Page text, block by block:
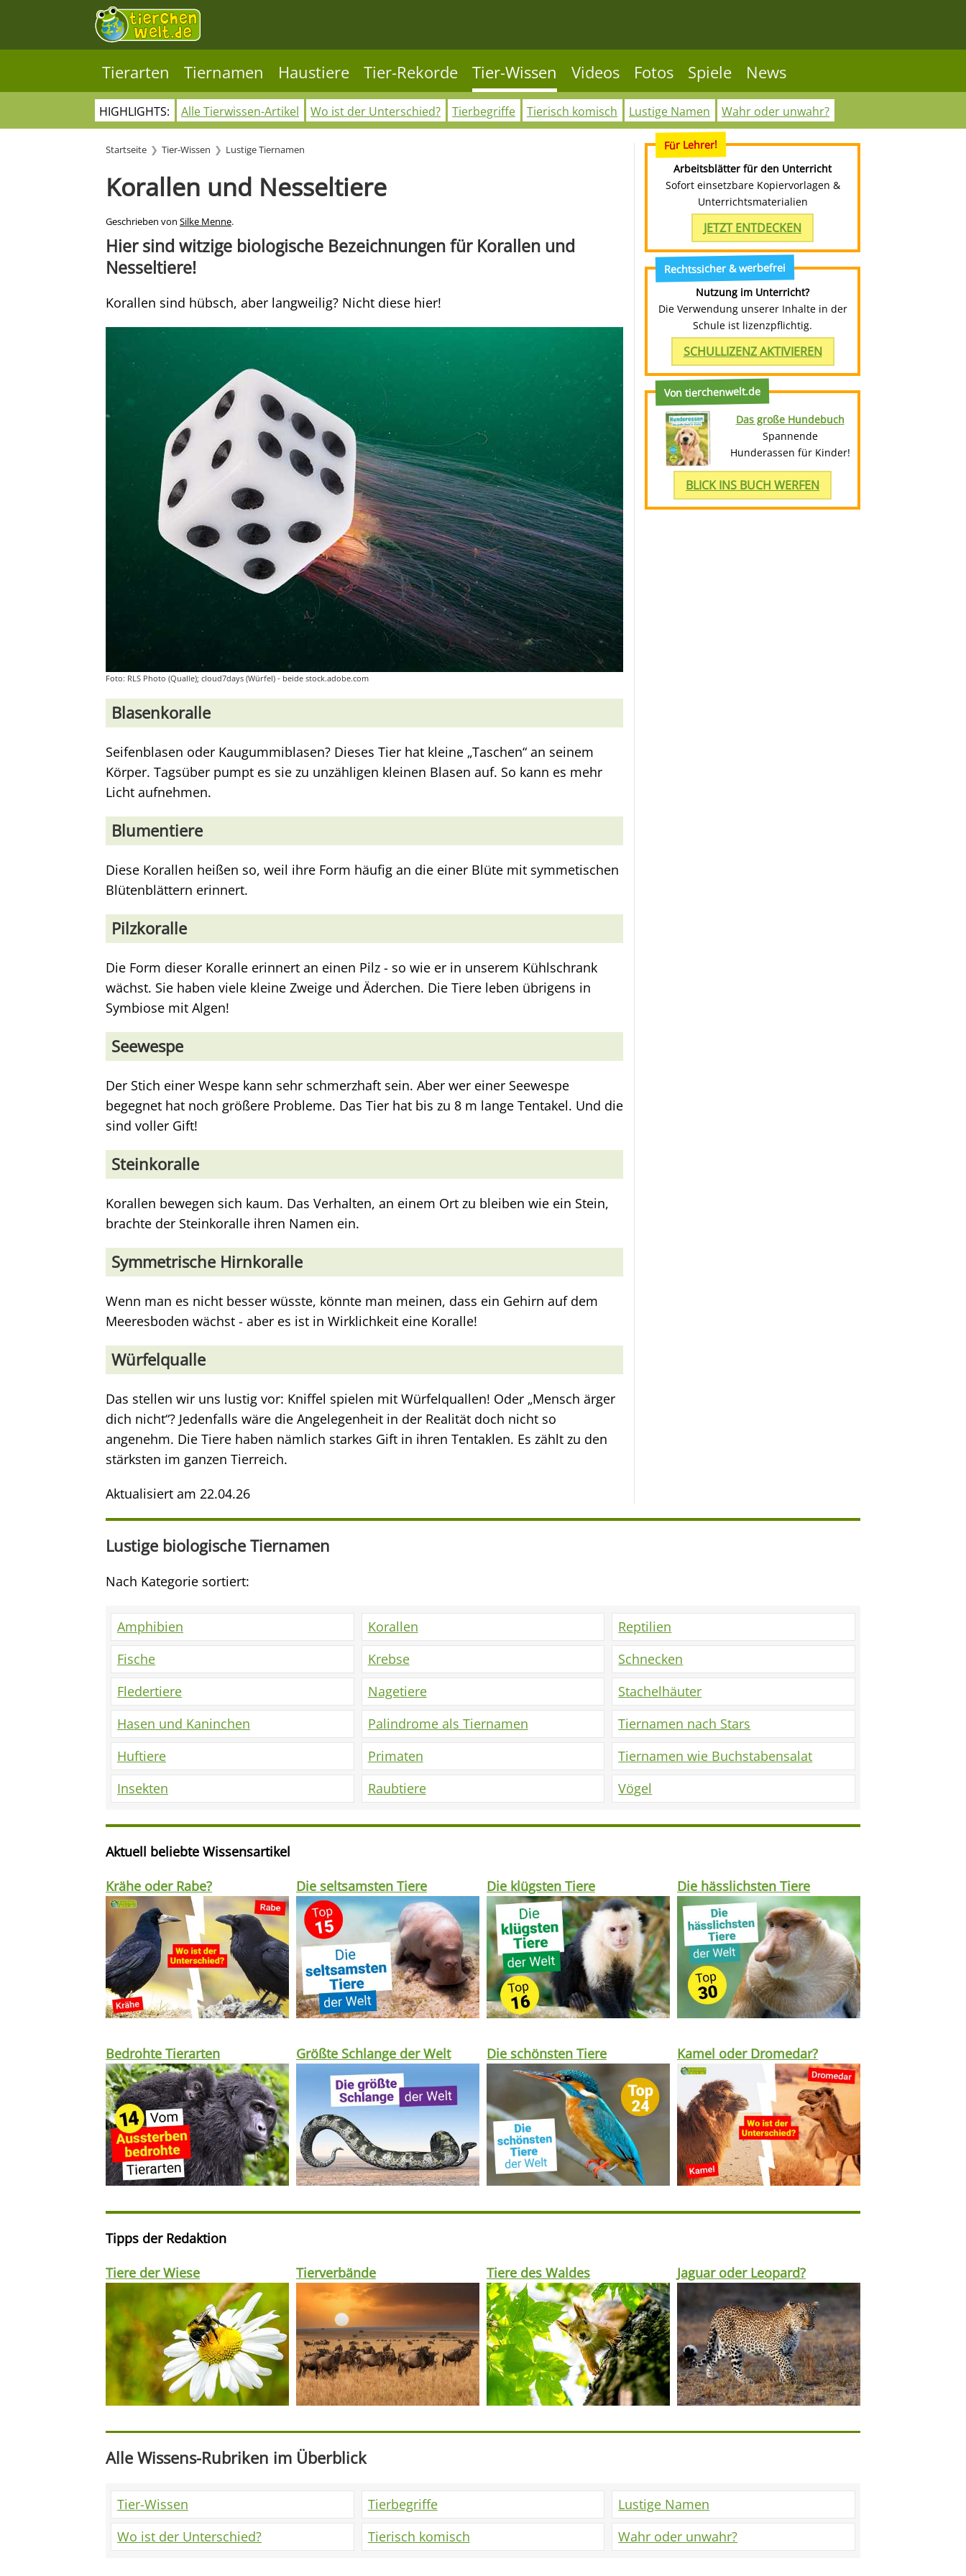
Tierarten Tiernamen Haustiere Tier-Rekorde Tier-Wissen Videos Fotos Spiele News
HIGHLIGHTS: Alle Tierwissen-Artikel Wo ist der Unterschied? Tierbegriffe Tierisch komisch Lustige Namen Wahr oder unwahr?
Startseite Tier-Wissen Lustige Tiernamen
Korallen und Nesseltiere
Geschrieben von Silke Menne.
Hier sind witzige biologische Bezeichnungen für Korallen und
Nesseltiere!
Korallen sind hübsch, aber langweilig? Nicht diese hier!
Foto: RLS Photo (Qualle); cloud7days (Würfel) - beide stock.adobe.com
Blasenkoralle
Seifenblasen oder Kaugummiblasen? Dieses Tier hat kleine „Taschen“ an seinem
Körper. Tagsüber pumpt es sie zu unzähligen kleinen Blasen auf. So kann es mehr
Licht aufnehmen.
Blumentiere
Diese Korallen heißen so, weil ihre Form häufig an die einer Blüte mit symmetischen
Blütenblättern erinnert.
Pilzkoralle
Die Form dieser Koralle erinnert an einen Pilz - so wie er in unserem Kühlschrank
wächst. Sie haben viele kleine Zweige und Äderchen. Die Tiere leben übrigens in
Symbiose mit Algen!
Seewespe
Der Stich einer Wespe kann sehr schmerzhaft sein. Aber wer einer Seewespe
begegnet hat noch größere Probleme. Das Tier hat bis zu 8 m lange Tentakel. Und die
sind voller Gift!
Steinkoralle
Korallen bewegen sich kaum. Das Verhalten, an einem Ort zu bleiben wie ein Stein,
brachte der Steinkoralle ihren Namen ein.
Symmetrische Hirnkoralle
Wenn man es nicht besser wüsste, könnte man meinen, dass ein Gehirn auf dem
Meeresboden wächst - aber es ist in Wirklichkeit eine Koralle!
Würfelqualle
Das stellen wir uns lustig vor: Kniffel spielen mit Würfelquallen! Oder „Mensch ärger
dich nicht“? Jedenfalls wäre die Angelegenheit in der Realität doch nicht so
angenehm. Die Tiere haben nämlich starkes Gift in ihren Tentaklen. Es zählt zu den
stärksten im ganzen Tierreich.
Aktualisiert am 22.04.26
Für Lehrer!
Arbeitsblätter für den Unterricht
Sofort einsetzbare Kopiervorlagen &
Unterrichtsmaterialien
JETZT ENTDECKEN
Rechtssicher & werbefrei
Nutzung im Unterricht?
Die Verwendung unserer Inhalte in der
Schule ist lizenzpflichtig.
SCHULLIZENZ AKTIVIEREN
Von tierchenwelt.de
Das große Hundebuch
Spannende
Hunderassen für Kinder!
BLICK INS BUCH WERFEN
Lustige biologische Tiernamen
Nach Kategorie sortiert:
Amphibien
Fische
Fledertiere
Hasen und Kaninchen
Huftiere
Insekten
Korallen
Krebse
Nagetiere
Palindrome als Tiernamen
Primaten
Raubtiere
Reptilien
Schnecken
Stachelhäuter
Tiernamen nach Stars
Tiernamen wie Buchstabensalat
Vögel
Aktuell beliebte Wissensartikel
Krähe oder Rabe?
Die seltsamsten Tiere Die klügsten Tiere Die hässlichsten Tiere
Bedrohte Tierarten Größte Schlange der Welt Die schönsten Tiere Kamel oder Dromedar?
Tipps der Redaktion
Tiere der Wiese
Tierverbände Tiere des Waldes Jaguar oder Leopard?
Alle Wissens-Rubriken im Überblick
Tier-Wissen
Wo ist der Unterschied?
Tierbegriffe
Tierisch komisch
Lustige Namen
Wahr oder unwahr?